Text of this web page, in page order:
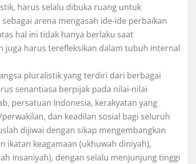
harus selalu dibuka ruang untuk
arena mengasah ide-ide perbaikan
hal ini tidak hanya berlaku saat
juga harus terefleksikan dalam tubuh internal
pluralistik yang terdiri dari berbagai
senantiasa berpijak pada nilai-nilai
persatuan Indonesia, kerakyatan yang
dan keadilan sosial bagi seluruh
dijiwai dengan sikap mengembangkan
ikatan keagamaan (ukhuwah diniyah),
insaniyah), dengan selalu menjunjung tinggi